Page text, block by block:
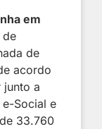
em
de
de
acordo
junto a
Social e
33.760